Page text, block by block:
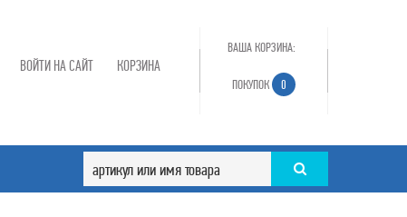
ВАША КОРЗИНА:
ПОКУПОК 0
ВОЙТИ НА САЙТ КОРЗИНА